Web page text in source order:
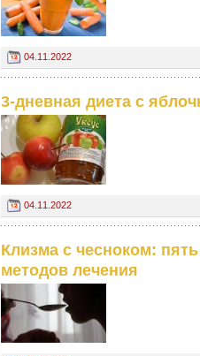
04.11.2022
3-дневная диета с
04.11.2022
Клизма с чесноком:
методов лечения